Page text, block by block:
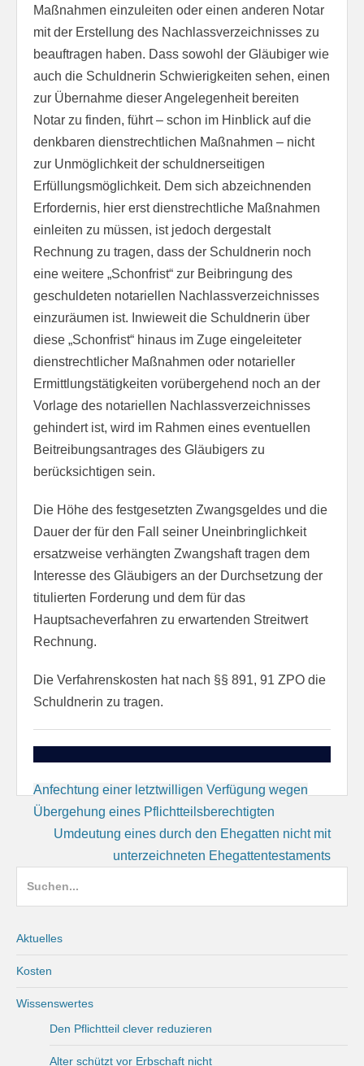
Maßnahmen einzuleiten oder einen anderen Notar
mit der Erstellung des Nachlassverzeichnisses zu
beauftragen haben. Dass sowohl der Gläubiger wie
auch die Schuldnerin Schwierigkeiten sehen, einen
zur Übernahme dieser Angelegenheit bereiten
Notar zu finden, führt – schon im Hinblick auf die
denkbaren dienstrechtlichen Maßnahmen – nicht
zur Unmöglichkeit der schuldnerseitigen
Erfüllungsmöglichkeit. Dem sich abzeichnenden
Erfordernis, hier erst dienstrechtliche Maßnahmen
einleiten zu müssen, ist jedoch dergestalt
Rechnung zu tragen, dass der Schuldnerin noch
eine weitere „Schonfrist“ zur Beibringung des
geschuldeten notariellen Nachlassverzeichnisses
einzuräumen ist. Inwieweit die Schuldnerin über
diese „Schonfrist“ hinaus im Zuge eingeleiteter
dienstrechtlicher Maßnahmen oder notarieller
Ermittlungstätigkeiten vorübergehend noch an der
Vorlage des notariellen Nachlassverzeichnisses
gehindert ist, wird im Rahmen eines eventuellen
Beitreibungsantrages des Gläubigers zu
berücksichtigen sein.
Die Höhe des festgesetzten Zwangsgeldes und die
Dauer der für den Fall seiner Uneinbringlichkeit
ersatzweise verhängten Zwangshaft tragen dem
Interesse des Gläubigers an der Durchsetzung der
titulierten Forderung und dem für das
Hauptsacheverfahren zu erwartenden Streitwert
Rechnung.
Die Verfahrenskosten hat nach §§ 891, 91 ZPO die
Schuldnerin zu tragen.
Beitragsnavigation
Anfechtung einer letztwilligen Verfügung wegen
Übergehung eines Pflichtteilsberechtigten
Umdeutung eines durch den Ehegatten nicht mit
unterzeichneten Ehegattentestaments
Aktuelles
Kosten
Wissenswertes
Den Pflichtteil clever reduzieren
Alter schützt vor Erbschaft nicht